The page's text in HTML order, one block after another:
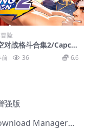
险
对战格斗合集2/Capco
Collection 2
前 36 6.6
强版
IDM下载器中文版 Internet Download Manager v6.42.36 IDM